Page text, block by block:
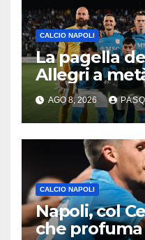
CALCIO NAPOLI
La pagella
Allegri a
AGO 8, 2026
CALCIO NAPOLI
Napoli, col
che